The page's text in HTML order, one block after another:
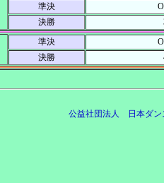
準決
決勝
準決
決勝
公益社団法人 日本ダ